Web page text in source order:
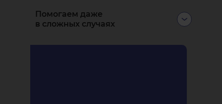
Помогаем даже
в сложных случаях